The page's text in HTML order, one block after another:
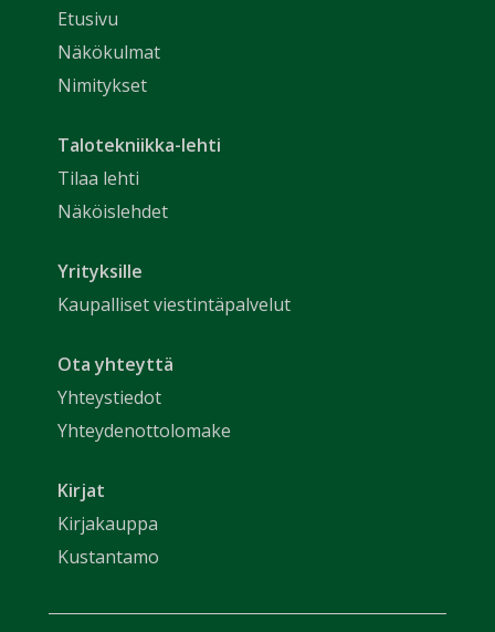
Etusivu
Näkökulmat
Nimitykset
Talotekniikka-lehti
Tilaa lehti
Näköislehdet
Yrityksille
Kaupalliset viestintäpalvelut
Ota yhteyttä
Yhteystiedot
Yhteydenottolomake
Kirjat
Kirjakauppa
Kustantamo